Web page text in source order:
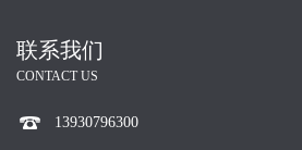
联系我们
CONTACT US
13930796300